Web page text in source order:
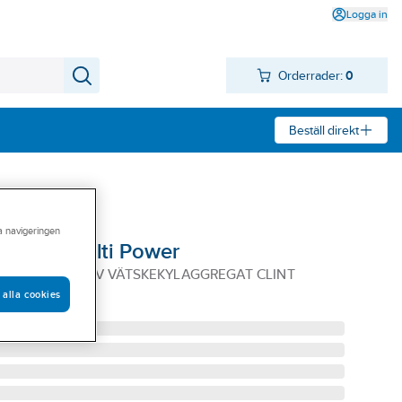
Logga in
Orderrader: 0
Beställ direkt
Multi Power
L/V VÄTSKEKYLAGGREGAT CLINT
24012P
navigeringen
alla cookies